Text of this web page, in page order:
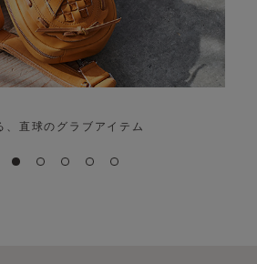
、直球のグラブアイテム